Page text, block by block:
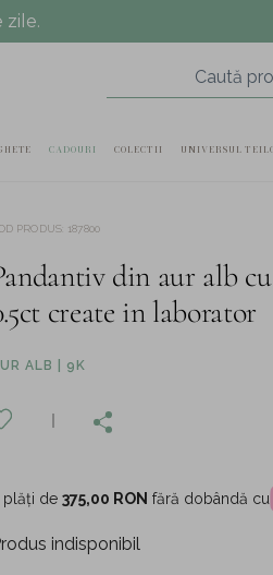
zile.
CADOURI COLECTII UNIVERSUL
PRODUS: 187800
din aur alb
create in laborator
ALB | 9K
plăți de 375,00 RON fără dobândă cu
indisponibil